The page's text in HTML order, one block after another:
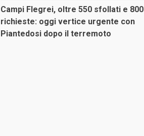
Campi Flegrei, oltre 550 sfollati e 800
richieste: oggi vertice urgente con
Piantedosi dopo il terremoto